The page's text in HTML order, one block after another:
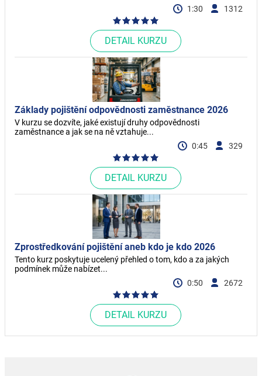
1:30
1312
DETAIL KURZU
Základy pojištění odpovědnosti zaměstnance 2026
V kurzu se dozvíte, jaké existují druhy odpovědnosti
zaměstnance a jak se na ně vztahuje...
0:45
329
DETAIL KURZU
Zprostředkování pojištění aneb kdo je kdo 2026
Tento kurz poskytuje ucelený přehled o tom, kdo a za jakých
podmínek může nabízet...
0:50
2672
DETAIL KURZU